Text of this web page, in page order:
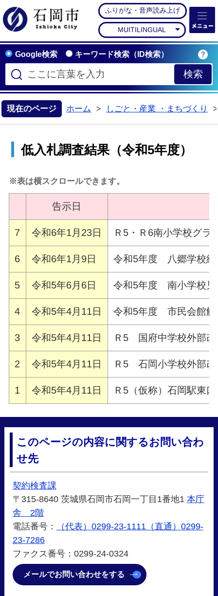
石岡市公式ホームペー
ふりがな・音声読み上げ
MUITILINGUAL
Google検索 キーワード検索（ID検索）
現在のページ ホーム
しごと・産業 ・まちづくり
低入札調査結果（令和5年度）
※表は横スクロールできます。
告示日
7 令和6年1月23日 Ｒ5・Ｒ6南小学校グラ
6 令和6年1月9日 令和5年度 八郷学校
5 令和5年6月6日 令和5年度 南小学校児
4 令和5年4月11日 令和5年度 市民会館解
3 令和5年4月11日 Ｒ5 国府中学校外部改
2 令和5年4月11日 Ｒ5 石岡小学校外部改
1 令和5年4月11日 Ｒ5（仮称）石岡駅東
このページの内容に関するお問い合わ
せ先
契約検査課
〒315-8640 茨城県石岡市石岡一丁目1番地1 本庁
舎 2階
電話番号：
（代表）0299-23-1111（直通）0299-
23-7286
ファクス番号：0299-24-0324
メールでお問い合わせをする